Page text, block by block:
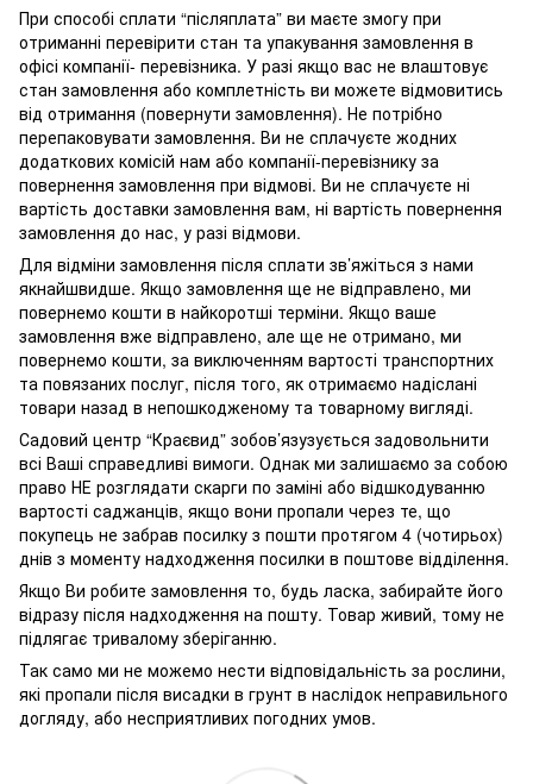
При способі сплати “післяплата” ви маєте змогу при
отриманні перевірити стан та упакування замовлення в
офісі компанії- перевізника. У разі якщо вас не влаштовує
стан замовлення або комплетність ви можете відмовитись
від отримання (повернути замовлення). Не потрібно
перепаковувати замовлення. Ви не сплачуєте жодних
додаткових комісій нам або компанії-перевізнику за
повернення замовлення при відмові. Ви не сплачуєте ні
вартість доставки замовлення вам, ні вартість повернення
замовлення до нас, у разі відмови.
Для відміни замовлення після сплати зв’яжіться з нами
якнайшвидше. Якщо замовлення ще не відправлено, ми
повернемо кошти в найкоротші терміни. Якщо ваше
замовлення вже відправлено, але ще не отримано, ми
повернемо кошти, за виключенням вартості транспортних
та повязаних послуг, після того, як отримаємо надіслані
товари назад в непошкодженому та товарному вигляді.
Садовий центр “Краєвид” зобов’язузується задовольнити
всі Ваші справедливі вимоги. Однак ми залишаємо за собою
право НЕ розглядати скарги по заміні або відшкодуванню
вартості саджанців, якщо вони пропали через те, що
покупець не забрав посилку з пошти протягом 4 (чотирьох)
днів з моменту надходження посилки в поштове відділення.
Якщо Ви робите замовлення то, будь ласка, забирайте його
відразу після надходження на пошту. Товар живий, тому не
підлягає тривалому зберіганню.
Так само ми не можемо нести відповідальність за рослини,
які пропали після висадки в грунт в наслідок неправильного
догляду, або несприятливих погодних умов.